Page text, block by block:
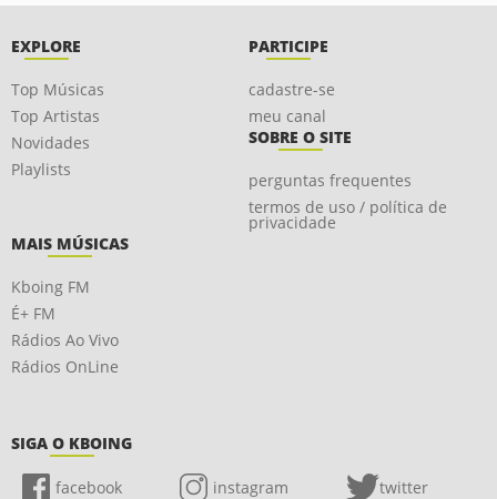
EXPLORE
Top Músicas
Top Artistas
Novidades
Playlists
PARTICIPE
cadastre-se
meu canal
SOBRE O SITE
perguntas frequentes
termos de uso / política de
privacidade
MAIS MÚSICAS
Kboing FM
É+ FM
Rádios Ao Vivo
Rádios OnLine
SIGA O KBOING
facebook instagram twitter